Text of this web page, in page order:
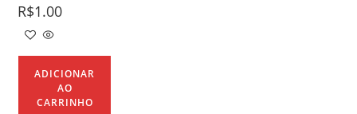
R$1.00
ADICIONAR
AO
CARRINHO